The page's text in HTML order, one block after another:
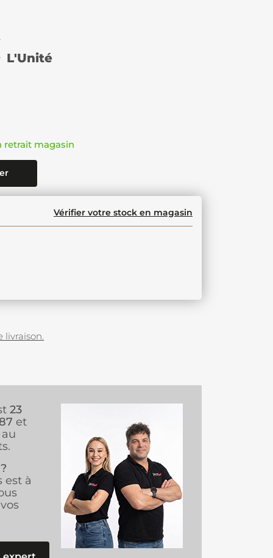
L'Unité
retrait magasin
Vérifier votre stock en magasin
livraison.
23
et
est à